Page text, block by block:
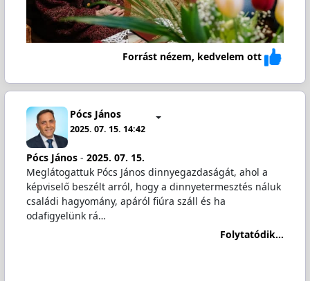
Forrást nézem, kedvelem ott
Pócs János
2025. 07. 15. 14:42
Pócs János- 2025. 07. 15.
Meglátogattuk Pócs János dinnyegazdaságát, ahol a
képviselő beszélt arról, hogy a dinnyetermesztés náluk
családi hagyomány, apáról fiúra száll és ha
odafigyelünk rá…
Folytatódik...